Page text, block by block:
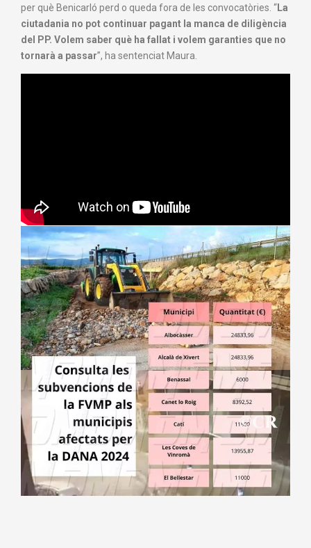
per què Benicarló perd o queda fora de les convocatòries. “La
ciutadania no pot continuar pagant la manca de diligència
del PP. Volem saber què ha fallat i volem garanties que no
tornarà a passar”, ha sentenciat Maura.